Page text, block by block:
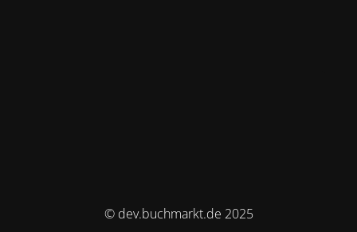
© dev.buchmarkt.de 2025